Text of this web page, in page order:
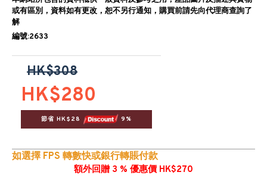
或有區別，資料如有更改，恕不另行通知，購買前請先向代理商查詢了
解
編號:2633
HK$280
HK$308
節省 HK$28 9%
如選擇 FPS 轉數快或銀行轉賬付款
額外回贈 3 % 優惠價 HK$270